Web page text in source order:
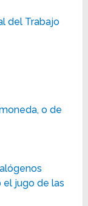
del Trabajo
o de
el jugo de las